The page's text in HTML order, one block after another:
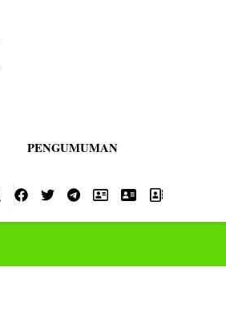
PENGUMUMAN